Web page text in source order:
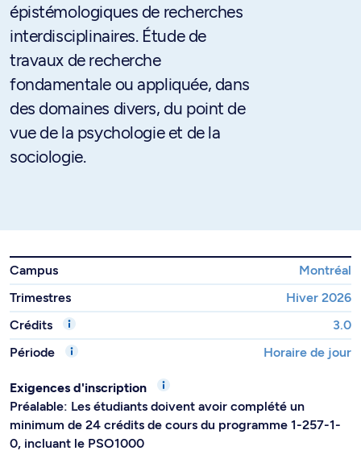
épistémologiques de recherches
interdisciplinaires. Étude de
travaux de recherche
fondamentale ou appliquée, dans
des domaines divers, du point de
vue de la psychologie et de la
sociologie.
Campus
Montréal
Trimestres
Hiver 2026
Crédits
3.0
Période
Horaire de jour
Exigences d'inscription
Préalable: Les étudiants doivent avoir complété un
minimum de 24 crédits de cours du programme 1-257-1-
0, incluant le PSO1000